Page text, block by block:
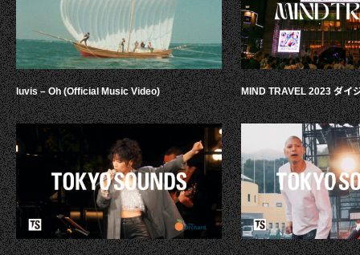
luvis – Oh (Official Music Video) MIND TRAVEL 2023 ダイ